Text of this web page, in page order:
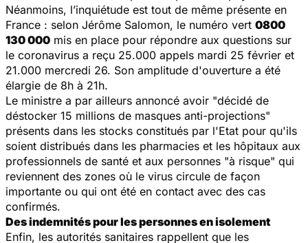
Néanmoins, l’inquiétude est tout de même présente en
France : selon Jérôme Salomon, le numéro vert 0800
130 000 mis en place pour répondre aux questions sur
le coronavirus a reçu 25.000 appels mardi 25 février et
21.000 mercredi 26. Son amplitude d'ouverture a été
élargie de 8h à 21h.
Le ministre a par ailleurs annoncé avoir "décidé de
déstocker 15 millions de masques anti-projections"
présents dans les stocks constitués par l'Etat pour qu'ils
soient distribués dans les pharmacies et les hôpitaux aux
professionnels de santé et aux personnes "à risque" qui
reviennent des zones où le virus circule de façon
importante ou qui ont été en contact avec des cas
confirmés.
Des indemnités pour les personnes en isolement
Enfin, les autorités sanitaires rappellent que les